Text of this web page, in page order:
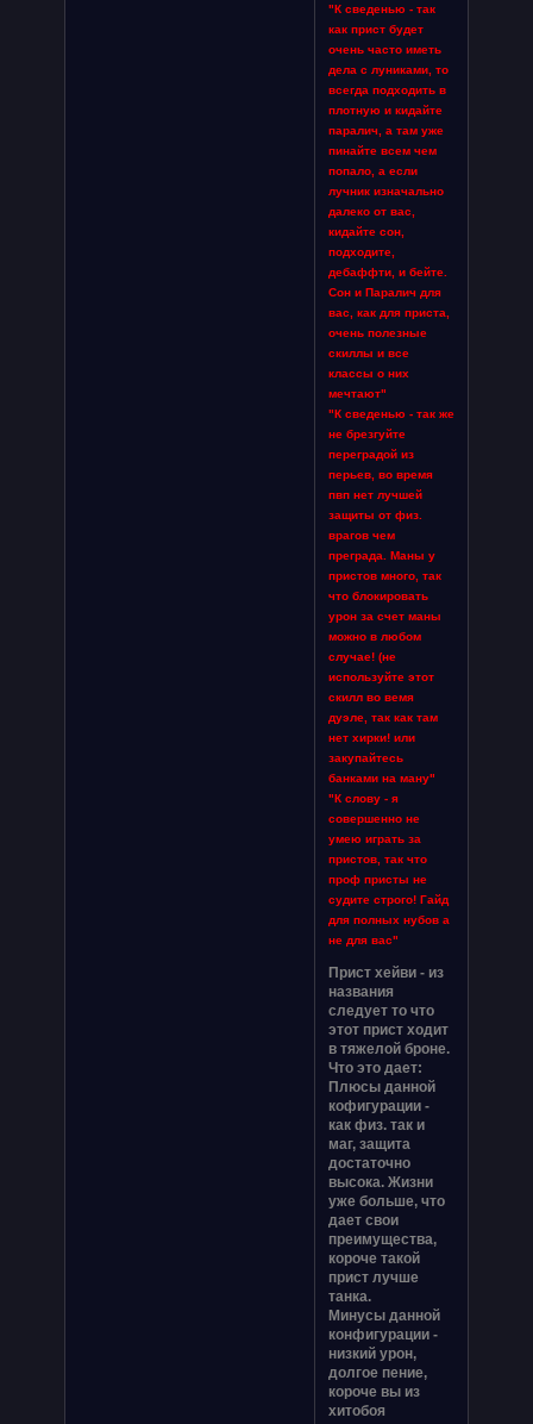
"К сведенью - так
как прист будет
очень часто иметь
дела с луниками, то
всегда подходить в
плотную и кидайте
паралич, а там уже
пинайте всем чем
попало, а если
лучник изначально
далеко от вас,
кидайте сон,
подходите,
дебаффти, и бейте.
Сон и Паралич для
вас, как для приста,
очень полезные
скиллы и все
классы о них
мечтают"
"К сведенью - так же
не брезгуйте
переградой из
перьев, во время
пвп нет лучшей
защиты от физ.
врагов чем
преграда. Маны у
пристов много, так
что блокировать
урон за счет маны
можно в любом
случае! (не
используйте этот
скилл во вемя
дуэле, так как там
нет хирки! или
закупайтесь
банками на ману"
"К слову - я
совершенно не
умею играть за
пристов, так что
проф присты не
судите строго! Гайд
для полных нубов а
не для вас"
Прист хейви - из
названия
следует то что
этот прист ходит
в тяжелой броне.
Что это дает:
Плюсы данной
кофигурации -
как физ. так и
маг, защита
достаточно
высока. Жизни
уже больше, что
дает свои
преимущества,
короче такой
прист лучше
танка.
Минусы данной
конфигурации -
низкий урон,
долгое пение,
короче вы из
хитобоя